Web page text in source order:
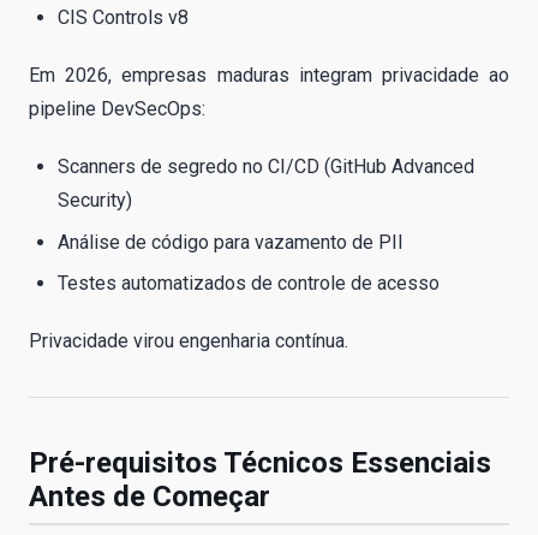
CIS Controls v8
Em 2026, empresas maduras integram privacidade ao
pipeline DevSecOps:
Scanners de segredo no CI/CD (GitHub Advanced
Security)
Análise de código para vazamento de PII
Testes automatizados de controle de acesso
Privacidade virou engenharia contínua.
Pré-requisitos Técnicos Essenciais
Antes de Começar